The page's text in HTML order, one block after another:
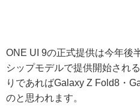
ONE UI 9の正式提供は今年後
シップモデルで提供開始され
りであればGalaxy Z Fold8・
のと思われます。